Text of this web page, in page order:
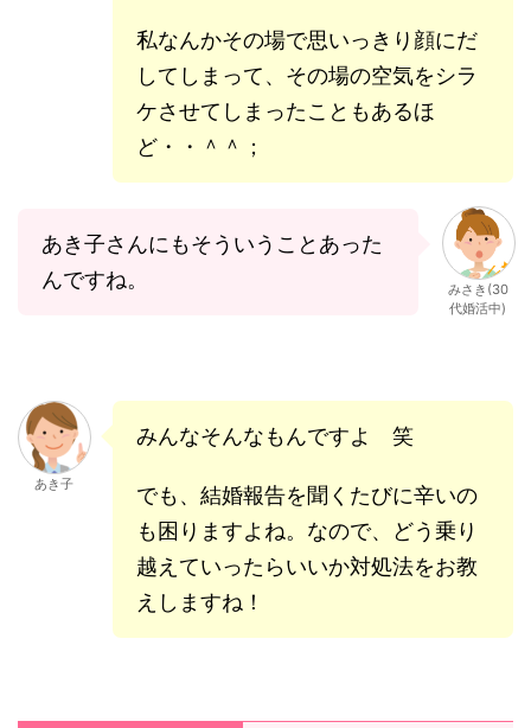
私なんかその場で思いっきり顔にだ
してしまって、その場の空気をシラ
ケさせてしまったこともあるほ
ど・・＾＾；
あき子さんにもそういうことあった
んですね。
みさき(30
代婚活中)
あき子
みんなそんなもんですよ 笑
でも、結婚報告を聞くたびに辛いの
も困りますよね。なので、どう乗り
越えていったらいいか対処法をお教
えしますね！